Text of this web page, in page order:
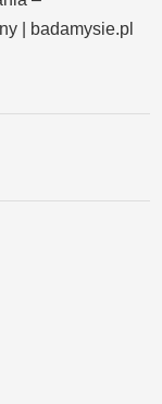
| badamysie.pl